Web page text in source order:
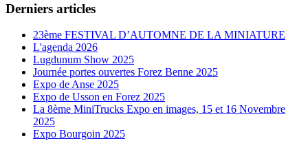
Derniers articles
23ème FESTIVAL D’AUTOMNE DE LA MINIATURE
L'agenda 2026
Lugdunum Show 2025
Journée portes ouvertes Forez Benne 2025
Expo de Anse 2025
Expo de Usson en Forez 2025
La 8ème MiniTrucks Expo en images, 15 et 16 Novembre
2025
Expo Bourgoin 2025